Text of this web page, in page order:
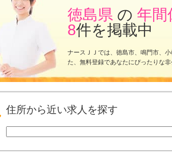
徳島県 の 年間
8件を掲載中
ナースＪＪでは、徳島市、鳴門市、
た、無料登録であなたにぴったりな非
住所から近い求人を探す